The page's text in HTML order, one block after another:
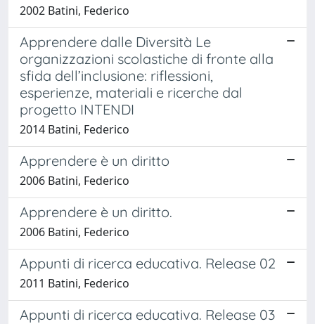
2002 Batini, Federico
Apprendere dalle Diversità Le
organizzazioni scolastiche di fronte alla
sfida dell’inclusione: riflessioni,
esperienze, materiali e ricerche dal
progetto INTENDI
2014 Batini, Federico
Apprendere è un diritto
2006 Batini, Federico
Apprendere è un diritto.
2006 Batini, Federico
Appunti di ricerca educativa. Release 02
2011 Batini, Federico
Appunti di ricerca educativa. Release 03